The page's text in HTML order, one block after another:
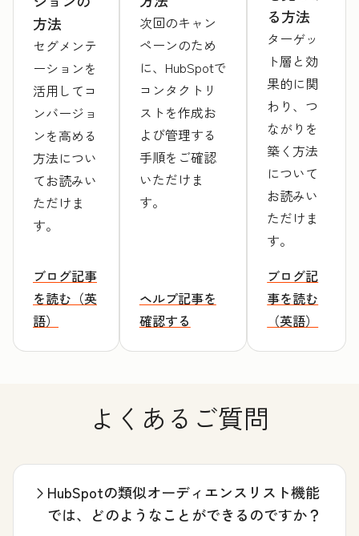
方法
セグメンテ
ーションを
活用してコ
ンバージョ
ンを高める
方法につい
てお読みい
ただけま
す。
ブログ記事
を読む（英
語）
次回のキャン
ペーンのため
に、HubSpotで
コンタクトリ
ストを作成お
よび管理する
手順をご確認
いただけま
す。
ヘルプ記事を
確認する
る方法
ターゲッ
ト層と効
果的に関
わり、つ
ながりを
築く方法
について
お読みい
ただけま
す。
ブログ記
事を読む
（英語）
よくあるご質問
HubSpotの類似オーディエンスリスト機能
では、どのようなことができるのですか？